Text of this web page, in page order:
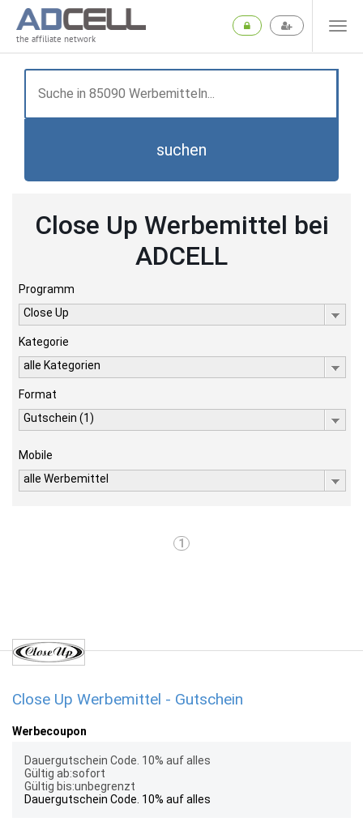
the affiliate network
suchen
Close Up Werbemittel bei
ADCELL
Programm
Close Up
Kategorie
alle Kategorien
Format
Gutschein (1)
Mobile
alle Werbemittel
1
Close Up Werbemittel - Gutschein
Werbecoupon
Dauergutschein Code. 10% auf alles
Gültig ab:sofort
Gültig bis:unbegrenzt
Dauergutschein Code. 10% auf alles